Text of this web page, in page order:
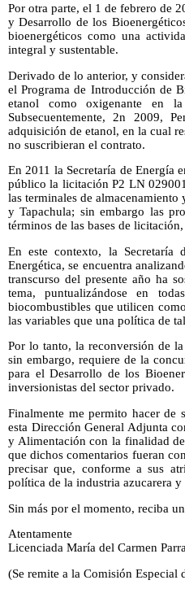
Por otra parte, el 1 de febrero de
y Desarrollo de los
bioenergéticos como una
integral y sustentable.
Derivado de lo anterior, y
el Programa de Introducción de
etanol como oxigenante en
Subsecuentemente, 2n 2009,
adquisición de etanol, en la cual
no suscribieran el contrato.
En 2011 la Secretaría de Energía
público la licitación P2 LN
las terminales de
y Tapachula; sin embargo las
términos de las bases de
En este contexto, la Secretaría
Energética, se encuentra
transcurso del presente año ha
tema, puntualizándose en
biocombustibles que utilicen
las variables que una política de
Por lo tanto, la reconversión de
sin embargo, requiere de la
para el Desarrollo de los
inversionistas del sector privado.
Finalmente me permito hacer de
esta Dirección General Adjunta
y Alimentación con la finalidad
que dichos comentarios fueran
precisar que, conforme a sus
política de la industria azucarera y
Sin más por el momento, reciba
Atentamente
Licenciada María del Carmen
(Se remite a la Comisión